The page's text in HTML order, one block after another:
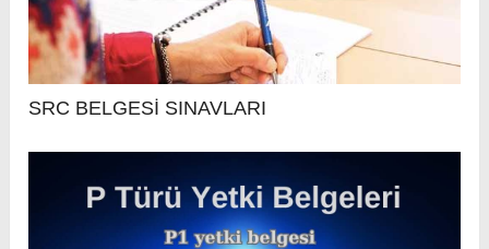
SRC BELGESİ SINAVLARI